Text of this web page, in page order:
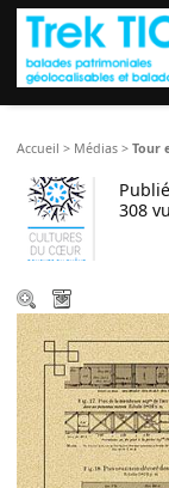
Accueil > Médias >Tour
308